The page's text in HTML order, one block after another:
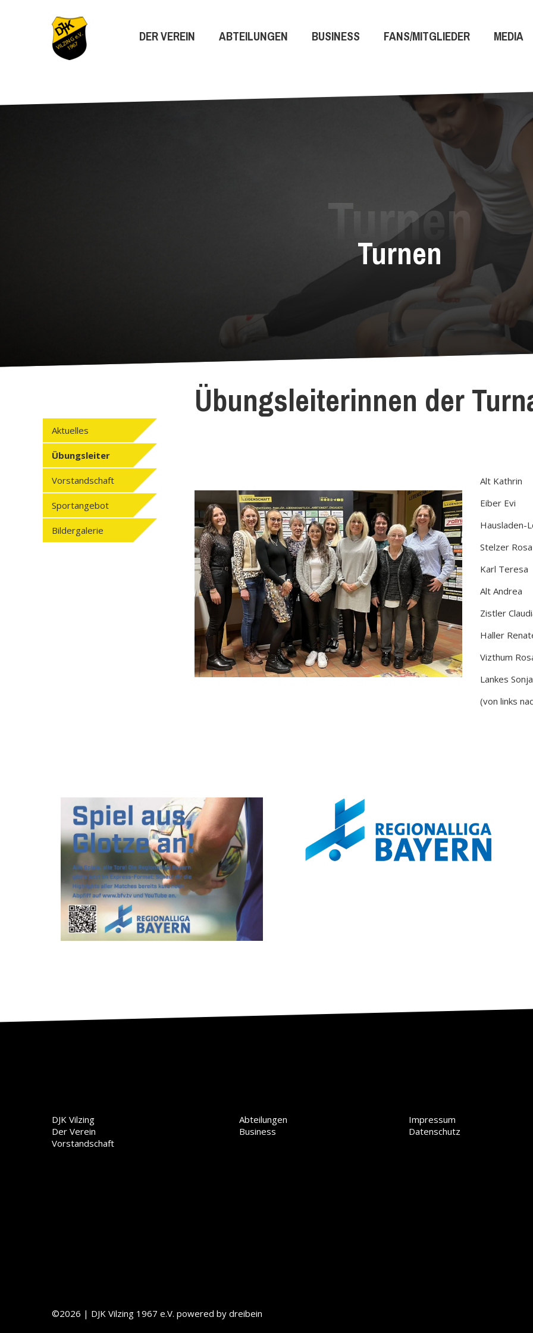
DER VEREIN ABTEILUNGEN BUSINESS FANS/MITGLIEDER MEDIA
Turnen
Übungsleiterinnen der
Alt Kathrin
Eiber Evi
Hausladen-
Stelzer Rosa
Karl Teresa
Alt Andrea
Zistler
Haller
Vizthum
Lankes Sonja
(von links
Aktuelles
Übungsleiter
Vorstandschaft
Sportangebot
Bildergalerie
DJK Vilzing
Der Verein
Vorstandschaft
Abteilungen
Business
Impressum
Datenschutz
©2026 | DJK Vilzing 1967 e.V. powered by dreibein